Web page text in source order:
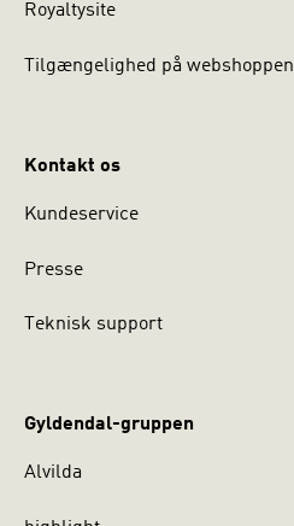
Royaltysite
Tilgængelighed på webshoppen
Kontakt os
Kundeservice
Presse
Teknisk support
Gyldendal-gruppen
Alvilda